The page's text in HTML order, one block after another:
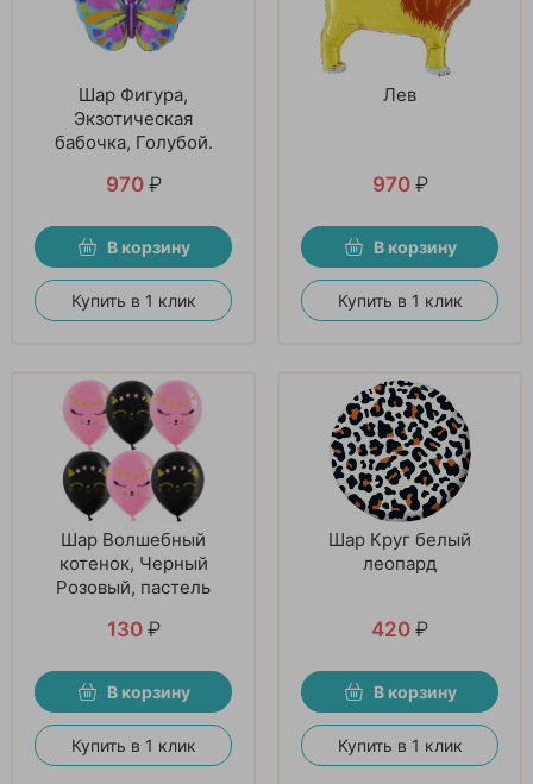
Шар Фигура,
Экзотическая
бабочка, Голубой.
970 ₽
В корзину
Купить в 1 клик
Лев
970 ₽
В корзину
Купить в 1 клик
Шар Волшебный
котенок, Черный
Розовый, пастель
130 ₽
В корзину
Купить в 1 клик
Шар Круг белый
леопард
420 ₽
В корзину
Купить в 1 клик